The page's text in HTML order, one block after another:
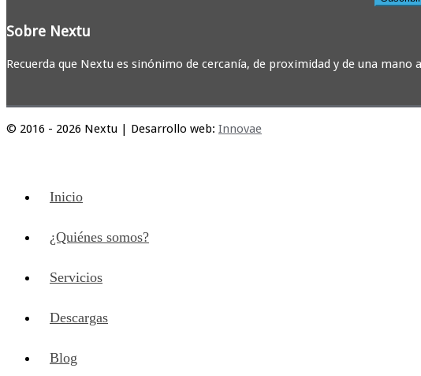
Sobre Nextu
Recuerda que Nextu es sinónimo de cercanía, de proximidad y de una
© 2016 - 2026 Nextu | Desarrollo web: Innovae
Inicio
¿Quiénes somos?
Servicios
Descargas
Blog